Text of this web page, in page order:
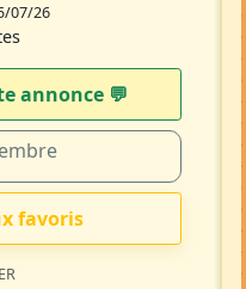
07/26
annonce 💬​
favoris